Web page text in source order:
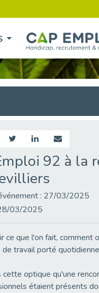
92 à la
: 27/03/2025
03/2025
ce que l'on fait,
de travail porté
cette optique qu'une
étaient présents